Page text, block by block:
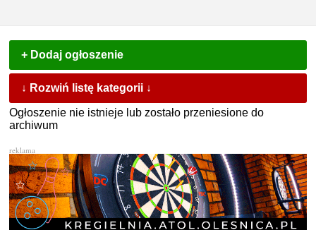
+ Dodaj ogłoszenie
↓ Rozwiń listę kategorii ↓
Ogłoszenie nie istnieje lub zostało przeniesione do
archiwum
reklama